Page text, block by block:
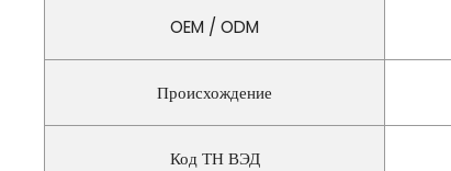
OEM / ODM
Происхождение
Код ТН ВЭД